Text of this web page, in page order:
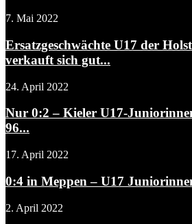
7. Mai 2022
Ersatzgeschwächte U17 der
verkauft sich gut...
24. April 2022
Nur 0:2 – Kieler U17-
96...
17. April 2022
0:4 in Meppen – U17
2. April 2022